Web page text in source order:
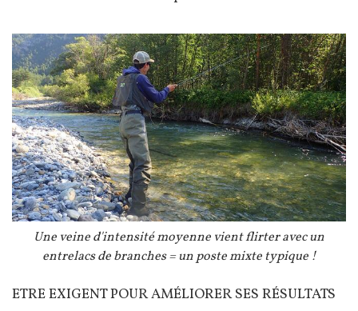
Image
Légende
Une veine d'intensité moyenne vient flirter avec un
entrelacs de branches = un poste mixte typique !
Texte
ETRE EXIGENT POUR AMÉLIORER SES RÉSULTATS